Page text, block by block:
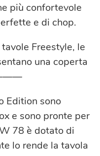
più confortevole
e di chop.
Freestyle, le
una coperta
Edition sono
e sono pronte per
78 è dotato di
lo rende la tavola